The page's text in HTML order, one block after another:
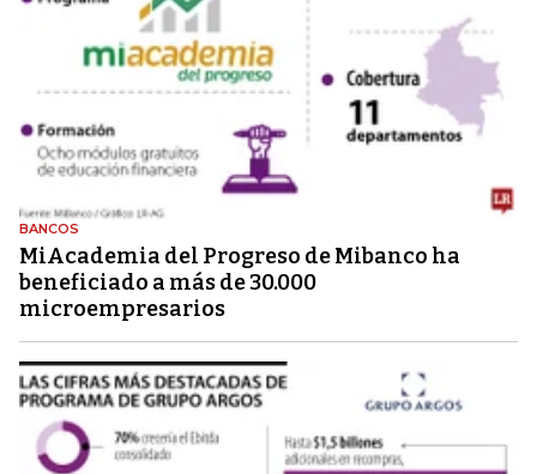
BANCOS
MiAcademia del Progreso de Mibanco ha
beneficiado a más de 30.000
microempresarios